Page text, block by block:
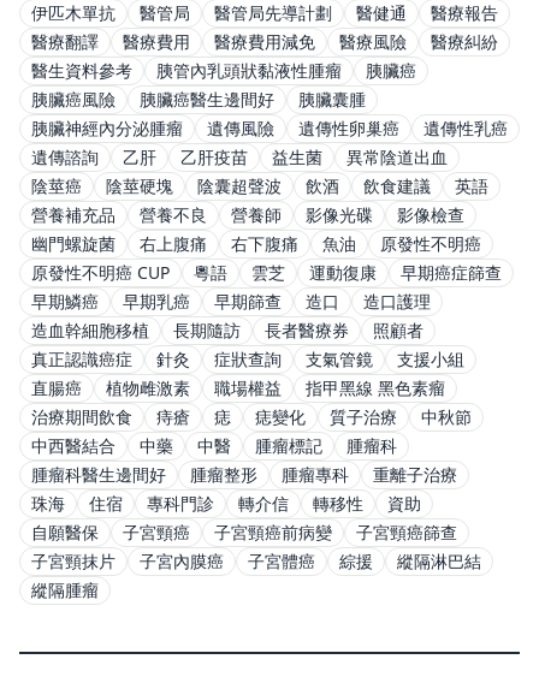
伊匹木單抗
醫管局 醫管局先導計劃 醫健通
醫療報告
醫療翻譯
醫療費用 醫療費用減免 醫療風險
醫療糾紛
醫生資料參考
胰管內乳頭狀黏液性腫瘤
胰臟癌
胰臟癌風險
胰臟癌醫生邊間好
胰臟囊腫
胰臟神經內分泌腫瘤
遺傳風險 遺傳性卵巢癌
遺傳性乳癌
遺傳諮詢
乙肝 乙肝疫苗 益生菌
異常陰道出血
陰莖癌
陰莖硬塊 陰囊超聲波 飲酒 飲食建議
英語
營養補充品
營養不良 營養師 影像光碟
影像檢查
幽門螺旋菌
右上腹痛 右下腹痛 魚油
原發性不明癌
原發性不明癌 CUP
粵語 雲芝 運動復康
早期癌症篩查
早期鱗癌
早期乳癌 早期篩查 造口
造口護理
造血幹細胞移植
長期隨訪 長者醫療券
照顧者
真正認識癌症
針灸 症狀查詢 支氣管鏡
支援小組
直腸癌
植物雌激素 職場權益
指甲黑線 黑色素瘤
治療期間飲食
痔瘡 痣 痣變化 質子治療
中秋節
中西醫結合
中藥 中醫 腫瘤標記
腫瘤科
腫瘤科醫生邊間好
腫瘤整形 腫瘤專科
重離子治療
珠海
住宿 專科門診 轉介信 轉移性
資助
自願醫保
子宮頸癌 子宮頸癌前病變
子宮頸癌篩查
子宮頸抹片
子宮內膜癌 子宮體癌 綜援
縱隔淋巴結
縱隔腫瘤